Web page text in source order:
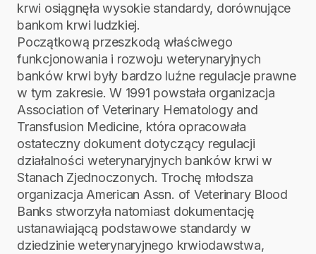
krwi osiągnęła wysokie standardy, dorównujące
bankom krwi ludzkiej.
Początkową przeszkodą właściwego
funkcjonowania i rozwoju weterynaryjnych
banków krwi były bardzo luźne regulacje prawne
w tym zakresie. W 1991 powstała organizacja
Association of Veterinary Hematology and
Transfusion Medicine, która opracowała
ostateczny dokument dotyczący regulacji
działalności weterynaryjnych banków krwi w
Stanach Zjednoczonych. Trochę młodsza
organizacja American Assn. of Veterinary Blood
Banks stworzyła natomiast dokumentację
ustanawiającą podstawowe standardy w
dziedzinie weterynaryjnego krwiodawstwa,